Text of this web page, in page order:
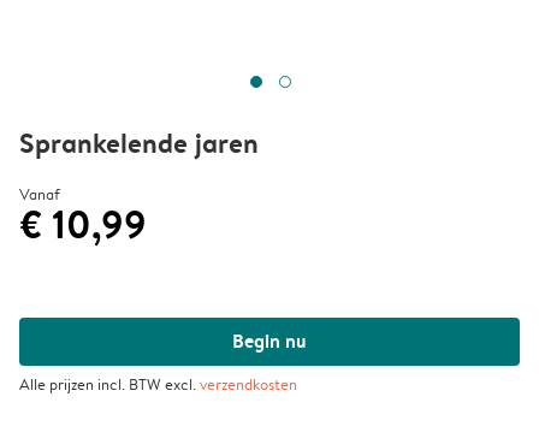
Sprankelende jaren
Vanaf
€ 10,99
Begin nu
Alle prijzen incl. BTW excl.verzendkosten